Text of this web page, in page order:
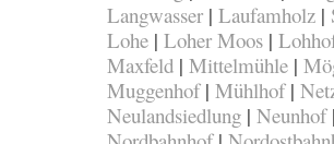
Langwasser | Laufamholz |
Lohe | Loher Moos |
Maxfeld | Mittelmühle |
Muggenhof| Mühlhof|
Neulandsiedlung | Neunhof